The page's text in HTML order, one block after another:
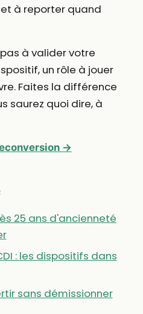
à reporter quand
à valider votre
un rôle à jouer
Faites la différence
saurez quoi dire, à
→
25 ans d'ancienneté
: les dispositifs dans
sans démissionner